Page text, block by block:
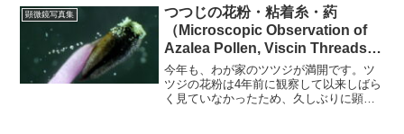
方には閉じています。結構マイペースで
す（笑）昼間、花...
顕微鏡写真集
つつじの花粉・粘着糸・葯
（Microscopic Observation of
Azalea Pollen, Viscin Threads,
and Anthers）
今年も、わが家のツツジが満開です。ツ
ツジの花粉は4年前に観察して以来しばら
く見ていなかったため、久しぶりに顕微